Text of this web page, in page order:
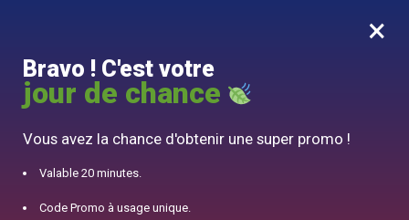
0
10% offert pour 50€ d’achats avec le code DJINN10
×
Bravo ! C'est votre
jour de chance
Vous avez la chance d'obtenir une super promo !
Valable 20 minutes.
Code Promo à usage unique.